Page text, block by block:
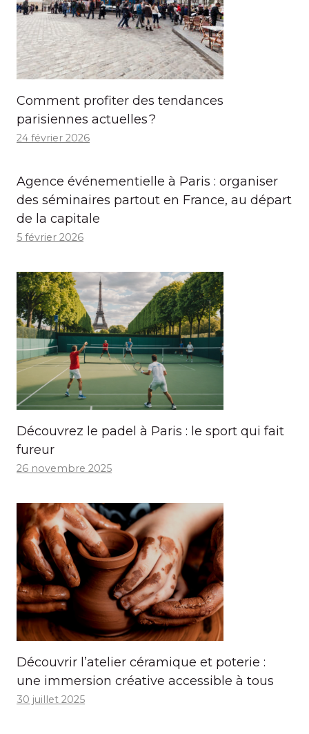
Comment profiter des tendances
parisiennes actuelles ?
24 février 2026
Agence événementielle à Paris : organiser
des séminaires partout en France, au départ
de la capitale
5 février 2026
Découvrez le padel à Paris : le sport qui fait
fureur
26 novembre 2025
Découvrir l’atelier céramique et poterie :
une immersion créative accessible à tous
30 juillet 2025